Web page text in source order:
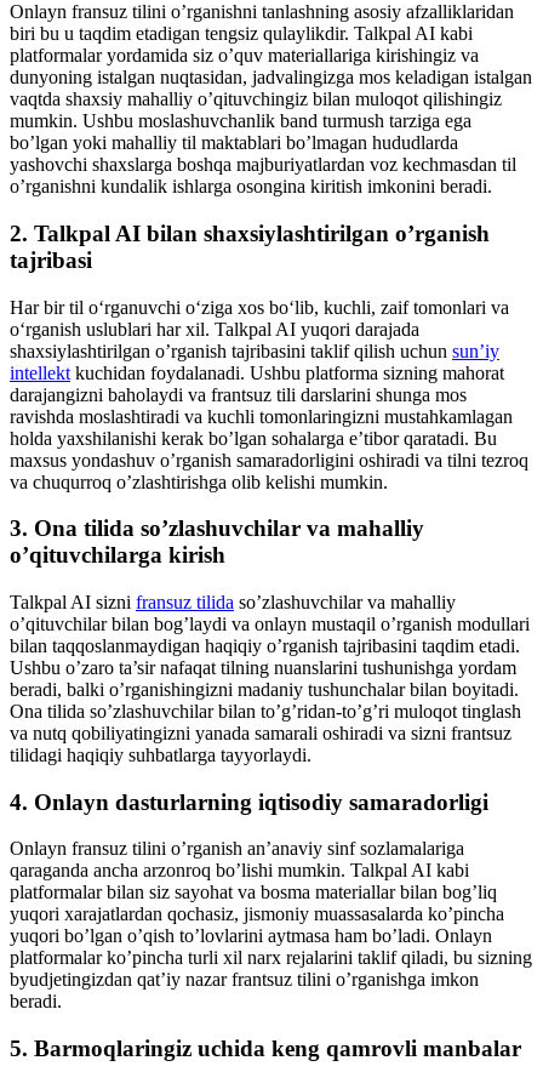
Onlayn fransuz tilini o’rganishni tanlashning asosiy afzalliklaridan
biri bu u taqdim etadigan tengsiz qulaylikdir. Talkpal AI kabi
platformalar yordamida siz o’quv materiallariga kirishingiz va
dunyoning istalgan nuqtasidan, jadvalingizga mos keladigan istalgan
vaqtda shaxsiy mahalliy o’qituvchingiz bilan muloqot qilishingiz
mumkin. Ushbu moslashuvchanlik band turmush tarziga ega
bo’lgan yoki mahalliy til maktablari bo’lmagan hududlarda
yashovchi shaxslarga boshqa majburiyatlardan voz kechmasdan til
o’rganishni kundalik ishlarga osongina kiritish imkonini beradi.
2. Talkpal AI bilan shaxsiylashtirilgan o’rganish
tajribasi
Har bir til o‘rganuvchi o‘ziga xos bo‘lib, kuchli, zaif tomonlari va
o‘rganish uslublari har xil. Talkpal AI yuqori darajada
shaxsiylashtirilgan o’rganish tajribasini taklif qilish uchun sun’iy
intellekt kuchidan foydalanadi. Ushbu platforma sizning mahorat
darajangizni baholaydi va frantsuz tili darslarini shunga mos
ravishda moslashtiradi va kuchli tomonlaringizni mustahkamlagan
holda yaxshilanishi kerak bo’lgan sohalarga e’tibor qaratadi. Bu
maxsus yondashuv o’rganish samaradorligini oshiradi va tilni tezroq
va chuqurroq o’zlashtirishga olib kelishi mumkin.
3. Ona tilida so’zlashuvchilar va mahalliy
o’qituvchilarga kirish
Talkpal AI sizni fransuz tilida so’zlashuvchilar va mahalliy
o’qituvchilar bilan bog’laydi va onlayn mustaqil o’rganish modullari
bilan taqqoslanmaydigan haqiqiy o’rganish tajribasini taqdim etadi.
Ushbu o’zaro ta’sir nafaqat tilning nuanslarini tushunishga yordam
beradi, balki o’rganishingizni madaniy tushunchalar bilan boyitadi.
Ona tilida so’zlashuvchilar bilan to’g’ridan-to’g’ri muloqot tinglash
va nutq qobiliyatingizni yanada samarali oshiradi va sizni frantsuz
tilidagi haqiqiy suhbatlarga tayyorlaydi.
4. Onlayn dasturlarning iqtisodiy samaradorligi
Onlayn fransuz tilini o’rganish an’anaviy sinf sozlamalariga
qaraganda ancha arzonroq bo’lishi mumkin. Talkpal AI kabi
platformalar bilan siz sayohat va bosma materiallar bilan bog’liq
yuqori xarajatlardan qochasiz, jismoniy muassasalarda ko’pincha
yuqori bo’lgan o’qish to’lovlarini aytmasa ham bo’ladi. Onlayn
platformalar ko’pincha turli xil narx rejalarini taklif qiladi, bu sizning
byudjetingizdan qat’iy nazar frantsuz tilini o’rganishga imkon
beradi.
5. Barmoqlaringiz uchida keng qamrovli manbalar